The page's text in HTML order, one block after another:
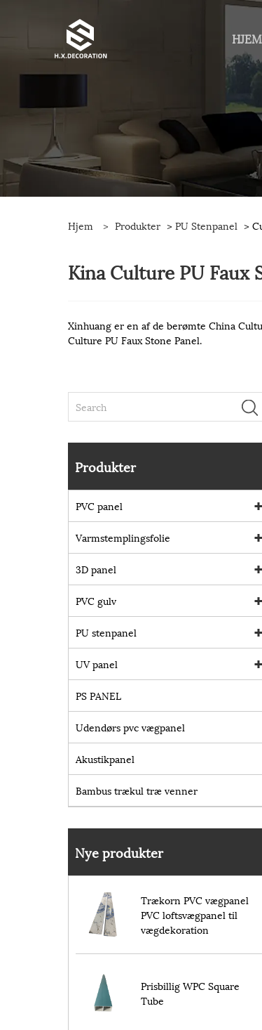
HJEM
Hjem > Produkter > PU Stenpanel >
Kina Culture PU Faux
Xinhuang er en af ​​de berømte China
Culture PU Faux Stone Panel.
Produkter
PVC panel
Varmstemplingsfolie
3D panel
PVC gulv
PU stenpanel
UV panel
PS PANEL
Udendørs pvc vægpanel
Akustikpanel
Bambus trækul træ venner
Nye produkter
Trækorn PVC vægpanel
PVC loftsvægpanel til
vægdekoration
Prisbillig WPC Square
Tube